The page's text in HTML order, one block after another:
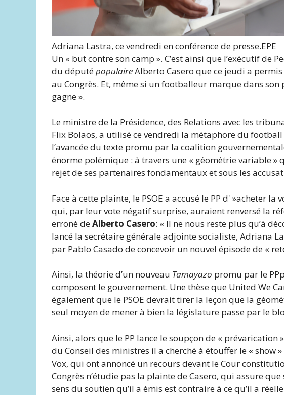
Adriana Lastra, ce vendredi en conférence de presse.EPE
Un « but contre son camp ». C’est ainsi que l’exécutif de
du députépopulaireAlberto Casero que ce jeudi a
au Congrès. Et, même si un footballeur marque dans son
gagne ».
Le ministre de la Présidence, des Relations avec les
Flix Bolaos, a utilisé ce vendredi la métaphore du
l’avancée du texte promu par la coalition
énorme polémique : à travers une « géométrie variable »
rejet de ses partenaires fondamentaux et sous les
Face à cette plainte, le PSOE a accusé le PP d' »acheter la
qui, par leur vote négatif surprise, auraient renversé la
erroné deAlberto Casero: « Il ne nous reste plus qu’à
lancé la secrétaire générale adjointe socialiste, Adriana
par Pablo Casado de concevoir un nouvel épisode de «
Ainsi, la théorie d’un nouveau Tamayazo promu par le PP
composent le gouvernement. Une thèse que United We
également que le PSOE devrait tirer la leçon que la
seul moyen de mener à bien la législature passe par le
Ainsi, alors que le PP lance le soupçon de «
du Conseil des ministres il a cherché à étouffer le « show
Vox, qui ont annoncé un recours devant le Cour
Congrès n’étudie pas la plainte de Casero, qui assure
sens du soutien qu’il a émis est contraire à ce qu’il a